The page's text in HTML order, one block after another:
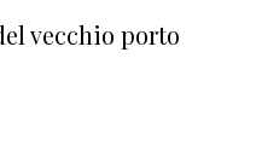
vecchio porto